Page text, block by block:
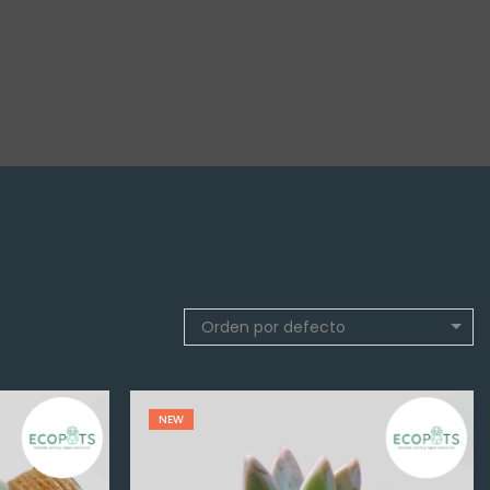
Orden por defecto
NEW